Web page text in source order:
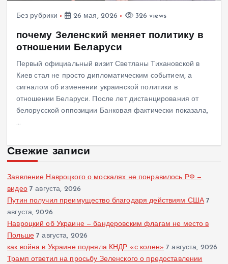
Без рубрики 26 мая, 2026 326 views
почему Зеленский меняет политику в
отношении Беларуси
Первый официальный визит Светланы Тихановской в
Киев стал не просто дипломатическим событием, а
сигналом об изменении украинской политики в
отношении Беларуси. После лет дистанцирования от
белорусской оппозиции Банковая фактически показала,
…
Свежие записи
Заявление Навроцкого о москалях не понравилось РФ —
видео 7 августа, 2026
Путин получил преимущество благодаря действиям США 7
августа, 2026
Навроцкий об Украине — бандеровским флагам не место в
Польше 7 августа, 2026
как война в Украине подняла КНДР «с колен» 7 августа, 2026
Трамп ответил на просьбу Зеленского о предоставлении